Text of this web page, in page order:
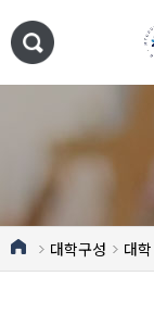
대학구성 대학